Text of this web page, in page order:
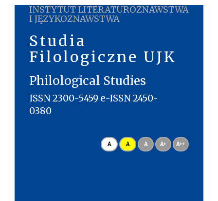
INSTYTUT LITERATUROZNAWSTWA
I JĘZYKOZNAWSTWA
Studia
Filologiczne UJK
Philological Studies
ISSN 2300-5459 e-ISSN 2450-
0380
A A A A+ A++